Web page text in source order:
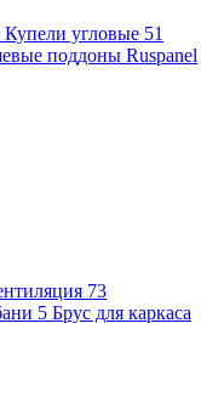
Купели угловые 51
поддоны Ruspanel
73
5 Брус для каркаса